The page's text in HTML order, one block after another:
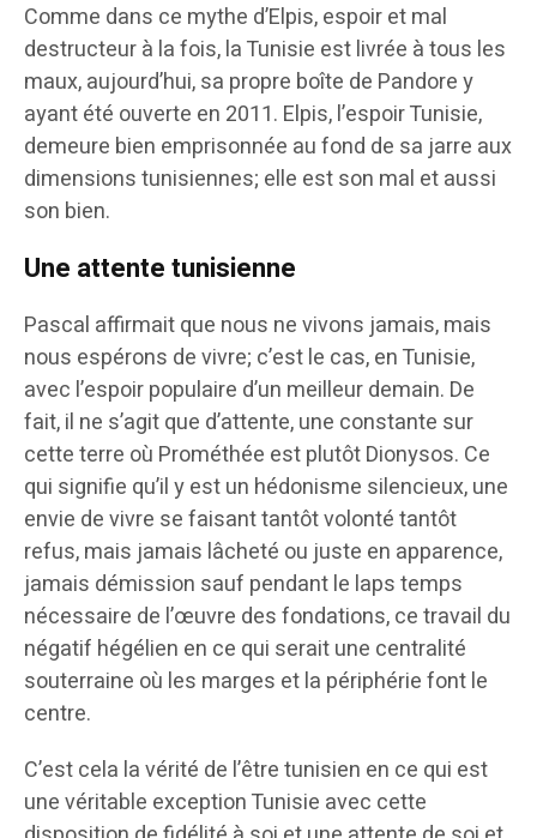
Comme dans ce mythe d’Elpis, espoir et mal
destructeur à la fois, la Tunisie est livrée à tous les
maux, aujourd’hui, sa propre boîte de Pandore y
ayant été ouverte en 2011. Elpis, l’espoir Tunisie,
demeure bien emprisonnée au fond de sa jarre aux
dimensions tunisiennes; elle est son mal et aussi
son bien.
Une attente tunisienne
Pascal affirmait que nous ne vivons jamais, mais
nous espérons de vivre; c’est le cas, en Tunisie,
avec l’espoir populaire d’un meilleur demain. De
fait, il ne s’agit que d’attente, une constante sur
cette terre où Prométhée est plutôt Dionysos. Ce
qui signifie qu’il y est un hédonisme silencieux, une
envie de vivre se faisant tantôt volonté tantôt
refus, mais jamais lâcheté ou juste en apparence,
jamais démission sauf pendant le laps temps
nécessaire de l’œuvre des fondations, ce travail du
négatif hégélien en ce qui serait une centralité
souterraine où les marges et la périphérie font le
centre.
C’est cela la vérité de l’être tunisien en ce qui est
une véritable exception Tunisie avec cette